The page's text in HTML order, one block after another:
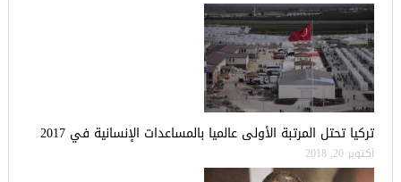
تركيا تحتل المرتبة الأولى عالميا بالمساعدات الإنسانية في 2017
أكتوبر 20, 2018